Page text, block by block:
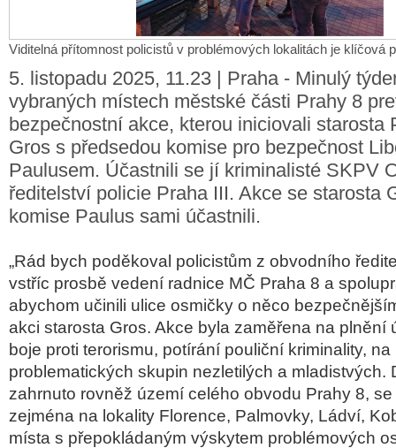
Viditelná přítomnost policistů v problémových lokalitách je klíčová
5. listopadu 2025, 11.23 | Praha - Minulý
vybraných místech městské části Prahy 8
bezpečnostní akce, kterou iniciovali starosta
Gros s předsedou komise pro bezpečnost
Paulusem. Účastnili se jí kriminalisté SKPV
ředitelství policie Praha III. Akce se starosta
komise Paulus sami účastnili.
„Rád bych poděkoval policistům z obvodního
vstříc prosbě vedení radnice MČ Praha 8 a
abychom učinili ulice osmičky o něco
akci starosta Gros. Akce byla zaměřena na plnění
boje proti terorismu, potírání pouliční kriminality,
problematických skupin nezletilých a mladistvých.
zahrnuto rovněž území celého obvodu Prahy 8,
zejména na lokality Florence, Palmovky, Ládví,
místa s přepokládaným výskytem problémových